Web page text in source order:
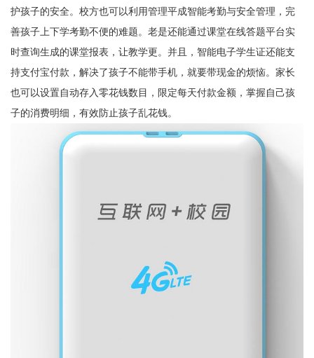
护孩子的安全。校方也可以利用管理平成智能考勤与安全管理，完
善孩子上下学考勤不便的难题。老是还能通过课堂在线答题平台实
时查询生成的课堂报表，让教学更。并且，智能电子学生证还能支
持支付宝付款，解决了孩子不能带手机，就要带现金的烦恼。家长
也可以设置自动存入零花钱数目，限定每天付款金额，掌握自己孩
子的消费明细，有效防止孩子乱花钱。